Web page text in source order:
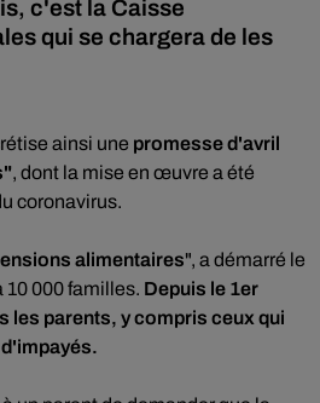
c'est la Caisse
qui se chargera de les
ainsi une promesse d'avril
, dont la mise en œuvre a été
coronavirus.
alimentaires", a démarré le
10 000 familles. Depuis le 1er
les parents, y compris ceux qui